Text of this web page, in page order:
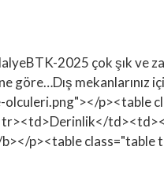
2025 çok şık ve
göre…Dış
olculeri.png"></
p><table class="table